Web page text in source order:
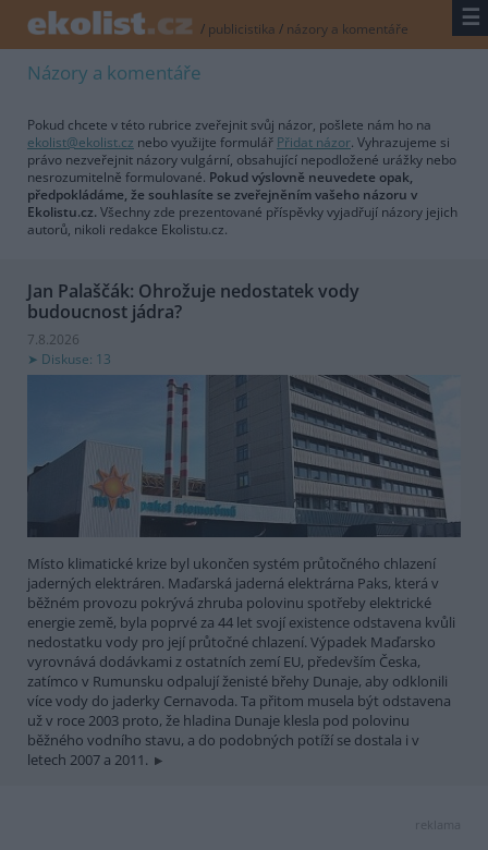
/ publicistika / názory a komentáře ☰
Názory a komentáře
Pokud chcete v této rubrice zveřejnit svůj názor, pošlete nám ho na
ekolist@ekolist.cz nebo využijte formulář Přidat názor. Vyhrazujeme si
právo nezveřejnit názory vulgární, obsahující nepodložené urážky nebo
nesrozumitelně formulované. Pokud výslovně neuvedete opak,
předpokládáme, že souhlasíte se zveřejněním vašeho názoru v
Ekolistu.cz. Všechny zde prezentované příspěvky vyjadřují názory jejich
autorů, nikoli redakce Ekolistu.cz.
Jan Palaščák: Ohrožuje nedostatek vody
budoucnost jádra?
7.8.2026
Diskuse: 13
Místo klimatické krize byl ukončen systém průtočného chlazení
jaderných elektráren. Maďarská jaderná elektrárna Paks, která v
běžném provozu pokrývá zhruba polovinu spotřeby elektrické
energie země, byla poprvé za 44 let svojí existence odstavena kvůli
nedostatku vody pro její průtočné chlazení. Výpadek Maďarsko
vyrovnává dodávkami z ostatních zemí EU, především Česka,
zatímco v Rumunsku odpalují ženisté břehy Dunaje, aby odklonili
více vody do jaderky Cernavoda. Ta přitom musela být odstavena
už v roce 2003 proto, že hladina Dunaje klesla pod polovinu
běžného vodního stavu, a do podobných potíží se dostala i v
letech 2007 a 2011.
reklama